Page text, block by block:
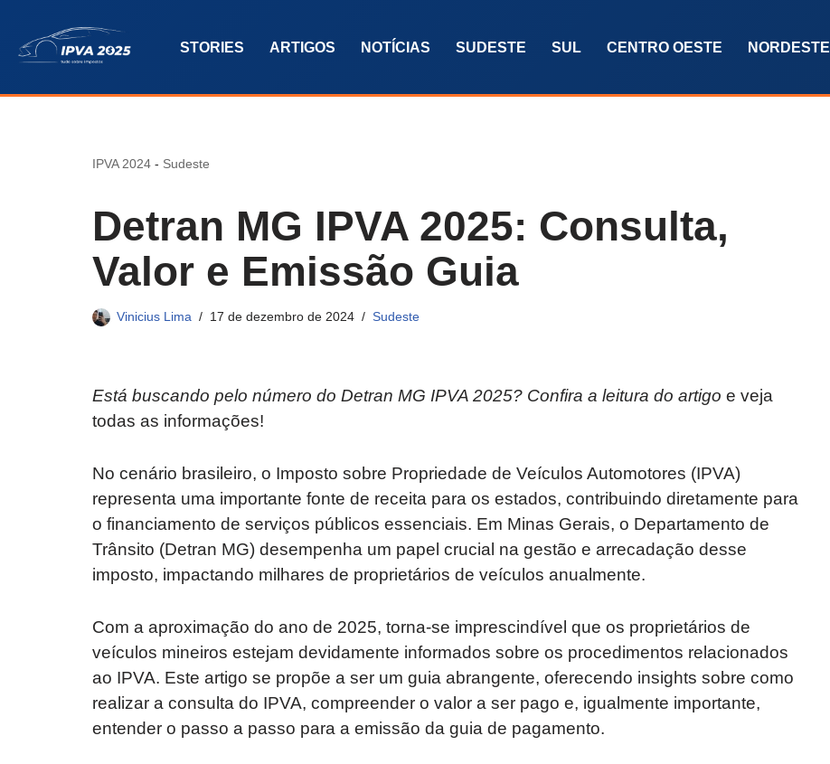
Pular
o
STORIES ARTIGOS NOTÍCIAS SUDESTE SUL CENTRO OESTE NORDESTE
IPVA 2024 - Sudeste
Detran MG IPVA 2025: Consulta,
Valor e Emissão Guia
Vinicius Lima 17 de dezembro de 2024 Sudeste
Está buscando pelo número do Detran MG IPVA 2025? Confira a leitura do artigo e veja
todas as informações!
No cenário brasileiro, o Imposto sobre Propriedade de Veículos Automotores (IPVA)
representa uma importante fonte de receita para os estados, contribuindo diretamente para
o financiamento de serviços públicos essenciais. Em Minas Gerais, o Departamento de
Trânsito (Detran MG) desempenha um papel crucial na gestão e arrecadação desse
imposto, impactando milhares de proprietários de veículos anualmente.
Com a aproximação do ano de 2025, torna-se imprescindível que os proprietários de
veículos mineiros estejam devidamente informados sobre os procedimentos relacionados
ao IPVA. Este artigo se propõe a ser um guia abrangente, oferecendo insights sobre como
realizar a consulta do IPVA, compreender o valor a ser pago e, igualmente importante,
entender o passo a passo para a emissão da guia de pagamento.